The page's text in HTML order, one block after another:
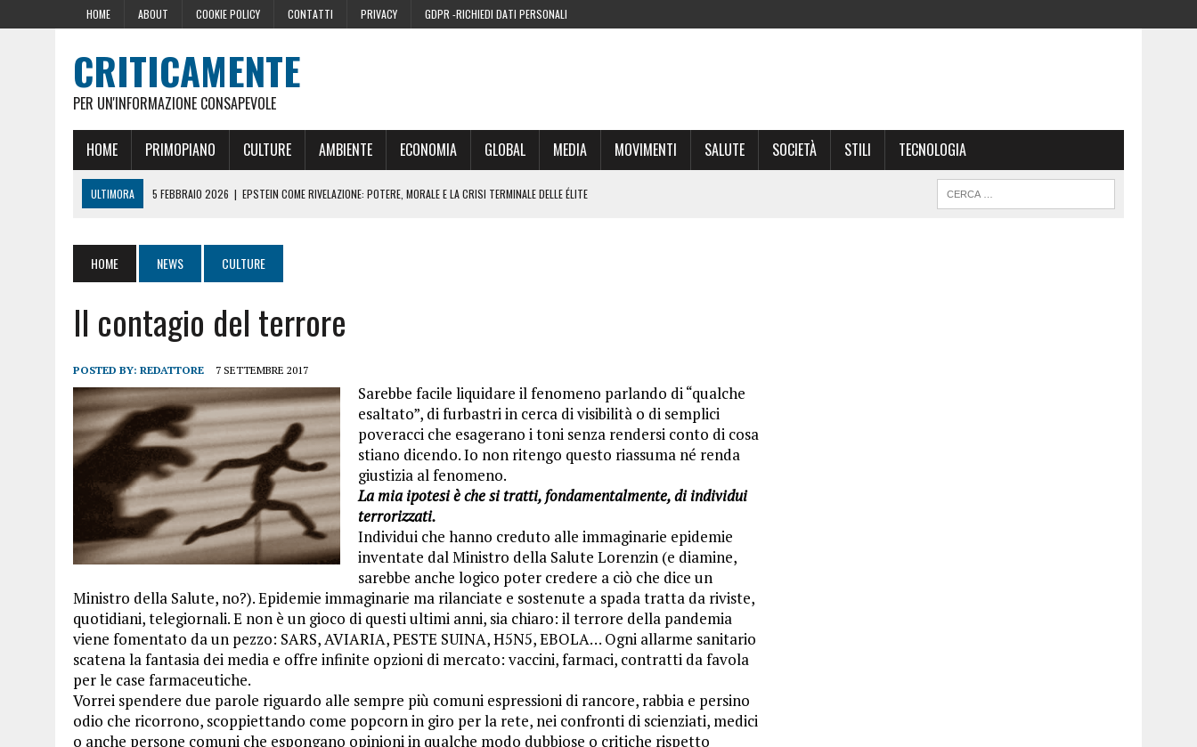
HOME ABOUT COOKIE POLICY CONTATTI PRIVACY GDPR -RICHIEDI DATI PERSONALI
CRITICAMENTE
PER UN'INFORMAZIONE CONSAPEVOLE
HOME PRIMOPIANO CULTURE AMBIENTE ECONOMIA GLOBAL MEDIA MOVIMENTI SALUTE SOCIETÀ STILI TECNOLOGIA
ULTIMORA 5 FEBBRAIO 2026 | EPSTEIN COME RIVELAZIONE: POTERE, MORALE E LA CRISI TERMINALE DELLE ÉLITE
29 AGOSTO 2024 | LE PRESSIONI DELLA CASA BIANCA PER LA CENSURA SUL WEB
22 GIUGNO 2026
SOPRA LE NOSTRE TESTE: PERCHÉ CHIAMARLE “SCIE DI CONDENSA” NEL 2026 È UNA MENZOGNA
HOME NEWS CULTURE
Il contagio del terrore
POSTED BY: REDATTORE 7 SETTEMBRE 2017
Sarebbe facile liquidare il fenomeno parlando di “qualche
esaltato”, di furbastri in cerca di visibilità o di semplici
poveracci che esagerano i toni senza rendersi conto di cosa
stiano dicendo. Io non ritengo questo riassuma né renda
giustizia al fenomeno.
La mia ipotesi è che si tratti, fondamentalmente, di individui
terrorizzati.
Individui che hanno creduto alle immaginarie epidemie
inventate dal Ministro della Salute Lorenzin (e diamine,
sarebbe anche logico poter credere a ciò che dice un
Ministro della Salute, no?). Epidemie immaginarie ma rilanciate e sostenute a spada tratta da riviste,
quotidiani, telegiornali. E non è un gioco di questi ultimi anni, sia chiaro: il terrore della pandemia
viene fomentato da un pezzo: SARS, AVIARIA, PESTE SUINA, H5N5, EBOLA… Ogni allarme sanitario
scatena la fantasia dei media e offre infinite opzioni di mercato: vaccini, farmaci, contratti da favola
per le case farmaceutiche.
Vorrei spendere due parole riguardo alle sempre più comuni espressioni di rancore, rabbia e persino
odio che ricorrono, scoppiettando come popcorn in giro per la rete, nei confronti di scienziati, medici
o anche persone comuni che espongano opinioni in qualche modo dubbiose o critiche rispetto